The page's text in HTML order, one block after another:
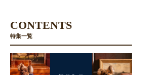
CONTENTS
特集一覧